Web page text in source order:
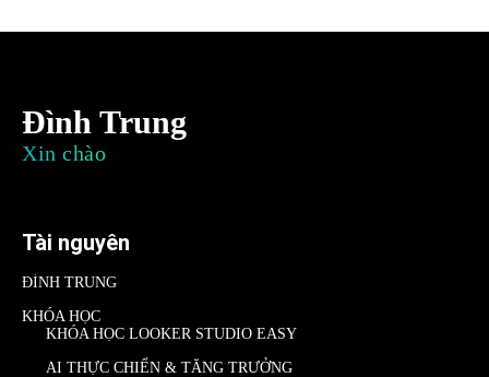
Đình Trung
Xin chào
Tài nguyên
ĐÌNH TRUNG
KHÓA HỌC
KHÓA HỌC LOOKER STUDIO EASY
AI THỰC CHIẾN & TĂNG TRƯỞNG